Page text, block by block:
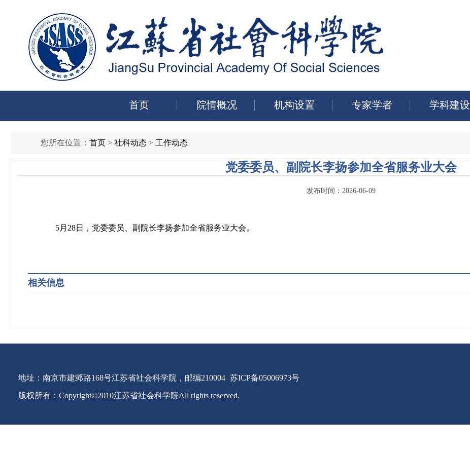
首页 院情概况 机构设置 专家学者 学科建设
您所在位置： 首页 > 社科动态 > 工作动态
党委委员、副院长李扬参加全省服务业大会
发布时间：2026-06-09
5月 28日，党委委员、副院长李扬参加全省服务业大会。
相关信息
地址：南京市建邺路168号江苏省社会科学院，邮编210004 苏ICP备05006973号
版权所有：Copyright©2010江苏省社会科学院All rights reserved.